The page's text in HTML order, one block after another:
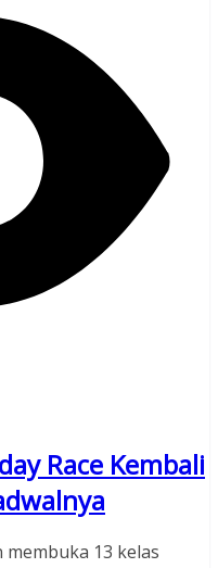
Race Kembali
membuka 13 kelas